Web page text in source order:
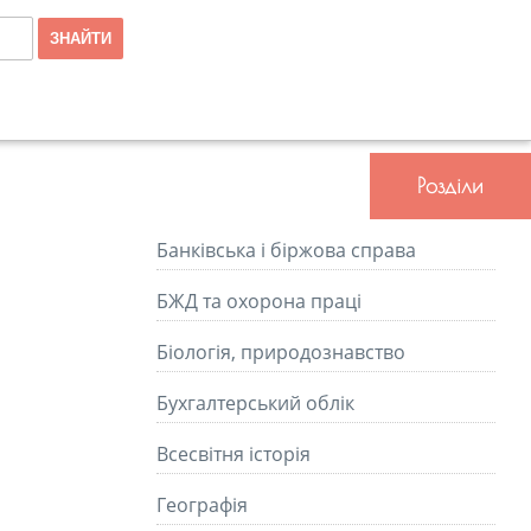
Розділи
Банківська і біржова справа
БЖД та охорона праці
Біологія, природознавство
Бухгалтерський облік
Всесвітня історія
Географія